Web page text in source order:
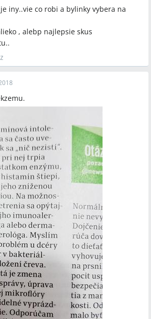
používateľmi, zatiaľ čo iní varujú, že
hľadiska vysušiť.
dlhodobo dostupný po zmene
trvalo nahradený Blue‑Capom?
RAPEX varovania relevantné pre
Blue‑Cap?
a firmy
Exomega Emollient, L'Oréal,
CeraVe, Weleda, Cannabiox,
DM, BIPA, Union, RAPEX (EU safety
a metódy
Exomega Emollient, probiotiká
tablety), hydrokortizónová masť,
mliečna lekárensky zarobený
mliečna s glycerínom, CeraVe, La
iny..vie co robi a bylinky vybera na
, alebp najlepsie skus